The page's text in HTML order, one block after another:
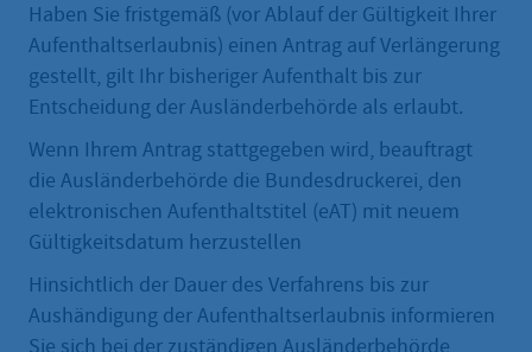
Haben Sie fristgemäß (vor Ablauf der Gültigkeit Ihrer
Aufenthaltserlaubnis) einen Antrag auf Verlängerung
gestellt, gilt Ihr bisheriger Aufenthalt bis zur
Entscheidung der Ausländerbehörde als erlaubt.
Wenn Ihrem Antrag stattgegeben wird, beauftragt
die Ausländerbehörde die Bundesdruckerei, den
elektronischen Aufenthaltstitel (eAT) mit neuem
Gültigkeitsdatum herzustellen
Hinsichtlich der Dauer des Verfahrens bis zur
Aushändigung der Aufenthaltserlaubnis informieren